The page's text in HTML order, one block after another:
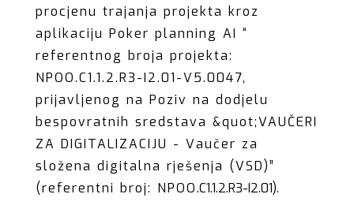
procjenu trajanja projekta kroz
aplikaciju Poker planning AI “
referentnog broja projekta:
NPOO.C1.1.2.R3-I2.01-V5.0047,
prijavljenog na Poziv na dodjelu
bespovratnih sredstava &quot;VAUČERI
ZA DIGITALIZACIJU - Vaučer za
složena digitalna rješenja (VSD)”
(referentni broj: NPOO.C1.1.2.R3-I2.01).